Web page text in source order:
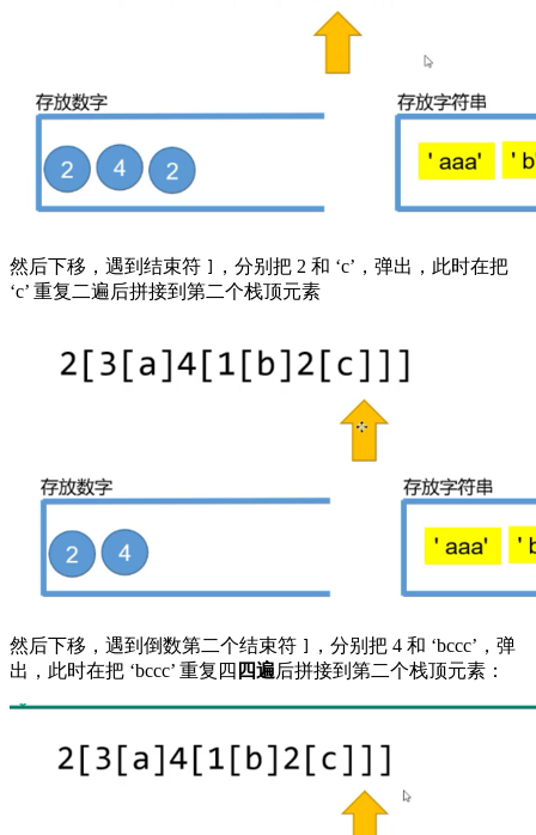
然后下移，遇到结束符 ]
，分别把 2 和 ‘c’，弹出，此时在把
‘c’ 重复二遍后拼接到第二个栈顶元素
然后下移，遇到倒数第二个结束符 ]
，分别把 4 和 ‘bccc’，弹
出，此时在把 ‘bccc’ 重复四 四遍后拼接到第二个栈顶元素：